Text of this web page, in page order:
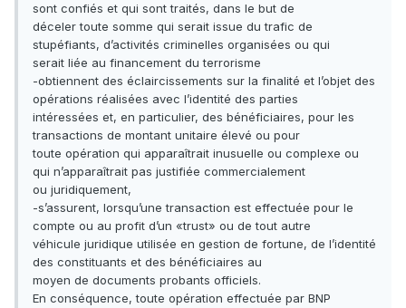
sont confiés et qui sont traités, dans le but de
déceler toute somme qui serait issue du trafic de
stupéfiants, d’activités criminelles organisées ou qui
serait liée au financement du terrorisme
-obtiennent des éclaircissements sur la finalité et l’objet des
opérations réalisées avec l’identité des parties
intéressées et, en particulier, des bénéficiaires, pour les
transactions de montant unitaire élevé ou pour
toute opération qui apparaîtrait inusuelle ou complexe ou
qui n’apparaîtrait pas justifiée commercialement
ou juridiquement,
-s’assurent, lorsqu’une transaction est effectuée pour le
compte ou au profit d’un «trust» ou de tout autre
véhicule juridique utilisée en gestion de fortune, de l’identité
des constituants et des bénéficiaires au
moyen de documents probants officiels.
En conséquence, toute opération effectuée par BNP